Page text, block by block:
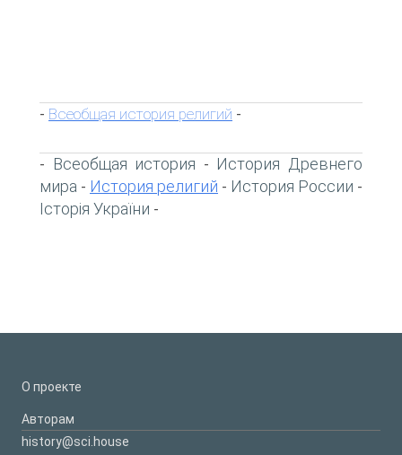
- Всеобщая история религий -
- Всеобщая история - История Древнего
мира - История религий - История России -
Історія України -
О проекте
Авторам
history@sci.house